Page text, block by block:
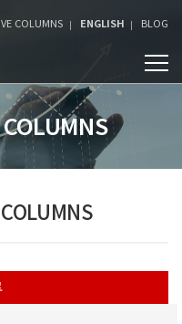
COLUMNS ENGLISH BLOG